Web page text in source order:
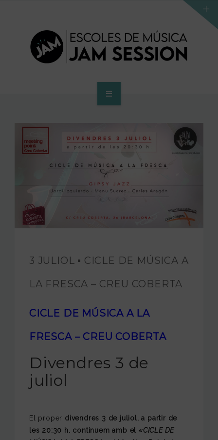
ESCOLA
PROGRAMA D’ACCÉS AL SUPERIOR
CENTRE SUPERIOR
FUNDACIÓ JAM
CONTACTA’NS
3 JULIOL ▪️ CICLE DE MÚSICA A
LA FRESCA – CREU COBERTA
CICLE DE MÚSICA A LA
FRESCA – CREU COBERTA
Divendres 3 de
juliol
El proper divendres 3 de juliol, a partir de
les 20:30 h. continuem amb el«CICLE DE